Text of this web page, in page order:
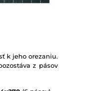
k jeho orezaniu.
z pásov